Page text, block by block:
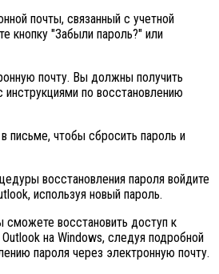
почты, связанный с учетной
кнопку "Забыли пароль?" или
почту. Вы должны получить
по восстановлению
письме, чтобы сбросить пароль и
восстановления пароля войдите
используя новый пароль.
сможете восстановить доступ к
на Windows, следуя подробной
пароля через электронную почту.